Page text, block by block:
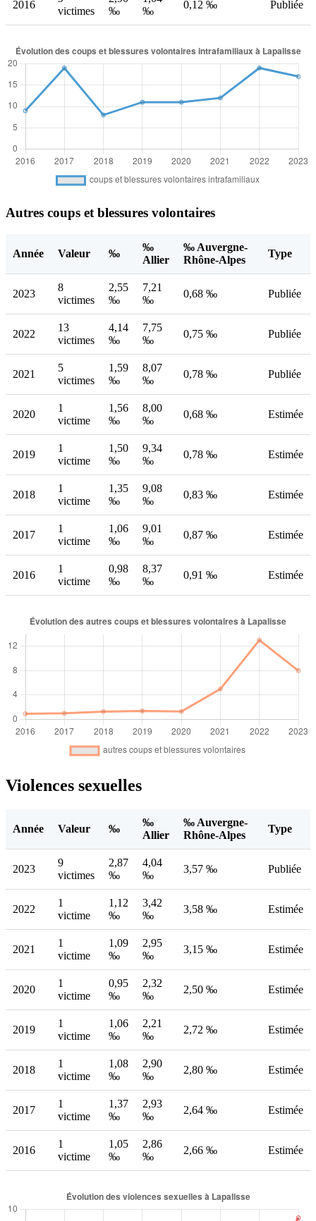
2016
victimes
‰
‰
0,12 ‰ Publiée
Autres coups et blessures volontaires
Année Valeur ‰
‰
Allier
‰ Auvergne-
Rhône-Alpes
Type
2023
8
victimes
2,55
‰
7,21
‰
0,68 ‰ Publiée
2022
13
victimes
4,14
‰
7,75
‰
0,75 ‰ Publiée
2021
5
victimes
1,59
‰
8,07
‰
0,78 ‰ Publiée
2020
1
victime
1,56
‰
8,00
‰
0,68 ‰ Estimée
2019
1
victime
1,50
‰
9,34
‰
0,78 ‰ Estimée
2018
1
victime
1,35
‰
9,08
‰
0,83 ‰ Estimée
2017
1
victime
1,06
‰
9,01
‰
0,87 ‰ Estimée
2016
1
victime
0,98
‰
8,37
‰
0,91 ‰ Estimée
Violences sexuelles
Année Valeur ‰
‰
Allier
‰ Auvergne-
Rhône-Alpes
Type
2023
9
victimes
2,87
‰
4,04
‰
3,57 ‰ Publiée
2022
1
victime
1,12
‰
3,42
‰
3,58 ‰ Estimée
2021
1
victime
1,09
‰
2,95
‰
3,15 ‰ Estimée
2020
1
victime
0,95
‰
2,32
‰
2,50 ‰ Estimée
2019
1
victime
1,06
‰
2,21
‰
2,72 ‰ Estimée
2018
1
victime
1,08
‰
2,90
‰
2,80 ‰ Estimée
2017
1
victime
1,37
‰
2,93
‰
2,64 ‰ Estimée
2016
1
victime
1,05
‰
2,86
‰
2,66 ‰ Estimée